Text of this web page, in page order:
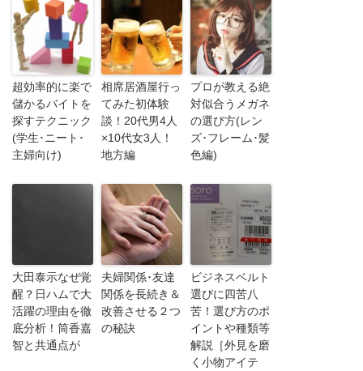
超効率的に楽で
儲かるバイトを
探すテクニック
(学生･ニート･
主婦向け)
相席居酒屋行っ
てみた初体験
談！20代男4人
×10代女3人！
地方編
プロが教える絶
対似合うメガネ
の選び方(レン
ズ･フレーム･髪
色編)
大田泰示なぜ覚
醒？日ハムで大
活躍の理由を徹
底分析！筒香嘉
智と共通点が
夫婦関係･友達
関係を長続き＆
改善させる２つ
の秘訣
ビジネスベルト
選びに四苦八
苦！選び方のポ
イントや種類等
解説［外見を磨
く小物アイテ